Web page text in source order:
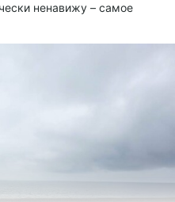
ненавижу – самое